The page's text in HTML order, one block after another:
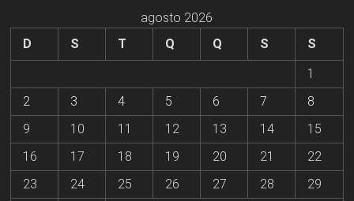
agosto 2026
D
S T Q Q S
S
1
2
3 4 5 6 7
8
9
10 11 12 13 14
15
16
17 18 19 20 21
22
23
24 25 26 27 28
29